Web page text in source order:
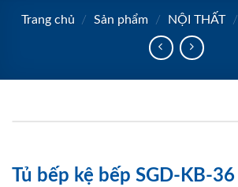
Trang chủ / Sản phẩm / NỘI THẤT /
Tủ bếp kệ bếp SGD-KB-36